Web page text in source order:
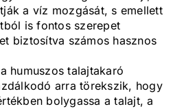
a víz mozgását, s emellett
is fontos szerepet
biztosítva számos hasznos
humuszos talajtakaró
arra törekszik, hogy
bolygassa a talajt, a